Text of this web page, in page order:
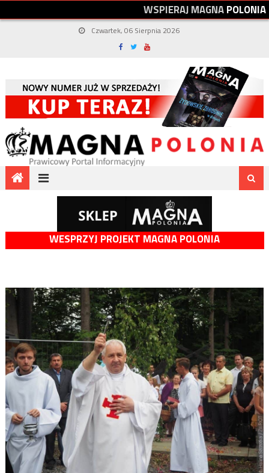
WSPIERAJMAGNAPOLONIA
Czwartek, 06 Sierpnia 2026
WESPRZYJ PROJEKT MAGNA POLONIA